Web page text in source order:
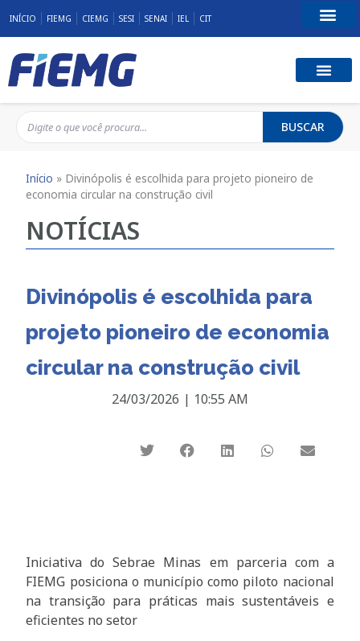
INÍCIO FIEMG CIEMG SESI SENAI IEL CIT
BUSCAR
Início » Divinópolis é escolhida para projeto pioneiro de
economia circular na construção civil
NOTÍCIAS
Divinópolis é escolhida para
projeto pioneiro de economia
circular na construção civil
24/03/2026 | 10:55 AM
Iniciativa do Sebrae Minas em parceria com a
FIEMG posiciona o município como piloto nacional
na transição para práticas mais sustentáveis e
eficientes no setor